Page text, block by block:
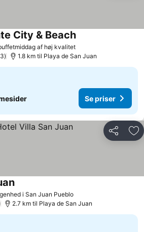
af høj kvalitet
City & Beach
1.8 km til Playa de San Juan
Se priser
Del
i San Juan Pueblo
2.7 km til Playa de San Juan